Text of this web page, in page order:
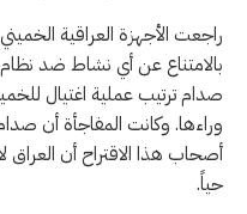
راجعت الأجهزة العراقية
بالامتناع عن أي نشاط ضد
صدام ترتيب عملية اغتيال
وراءها. وكانت المفاجأة أن
أصحاب هذا الاقتراح أن
حياً.